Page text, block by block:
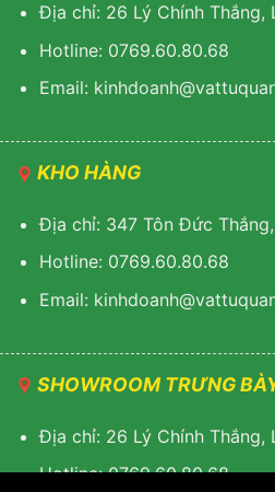
Địa chỉ: 26 Lý Chính Thắng,
Hotline: 0769.60.80.68
Email:
KHO HÀNG
Địa chỉ: 347 Tôn Đức
Hotline: 0769.60.80.68
Email: k
SHOWROOM TRƯNG
Địa chỉ: 26 Lý Chính Thắng,
Hotline: 0769.60.80.68